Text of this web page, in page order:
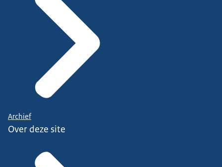
Archief
Over deze site